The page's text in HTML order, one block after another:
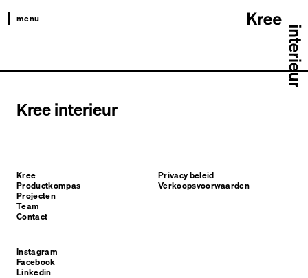
menu
productkompas
Kree interieur
Kree
Productkompas
Projecten
Team
Contact
Privacy beleid
Verkoopsvoorwaarden
Instagram
Facebook
Linkedin